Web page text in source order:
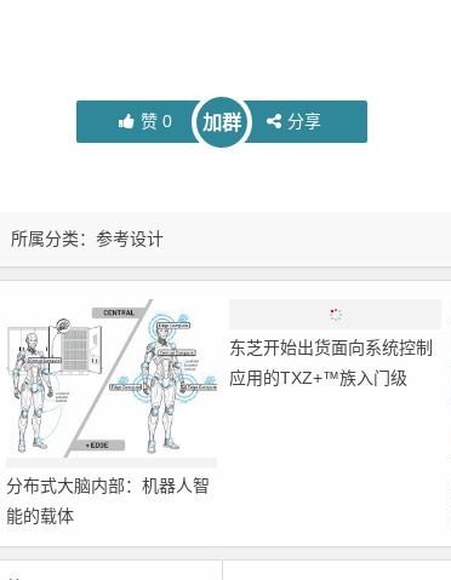
赞0 加群 分享
属分类： 参考设计
分布式大脑内部：机器人智
能的载体
M4V组（搭载Arm